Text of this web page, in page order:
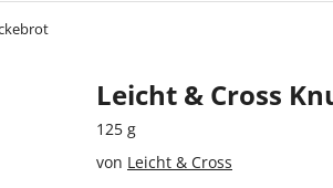
Leicht & Cross
125 g
von Leicht & Cross